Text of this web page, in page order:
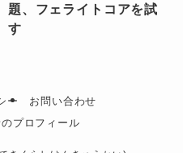
題、フェライトコアを試
す
ー
お問い合わせ
プロフィール